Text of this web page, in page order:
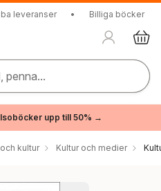
leveranser • Billiga böcker
penna...
upp till 50% →
kultur Kultur och medier